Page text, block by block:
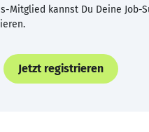
Mitglied kannst Du Deine Job-
Jetzt registrieren